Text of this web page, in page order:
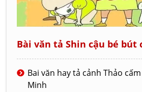
Bài văn tả Shin cậu bé bút
Bai văn hay tả cảnh Thảo
Minh